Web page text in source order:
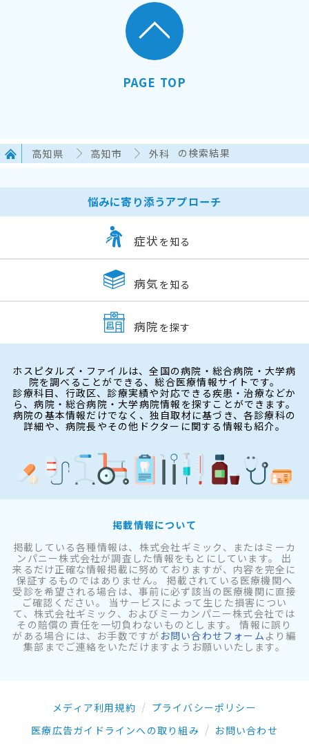
PAGE TOP
高知県 高知市 外科 の検索結果
悩みに寄り添うアプローチ
症状 を知る
病気 を知る
病院 を探す
ホスピタルズ・ファイルは、全国の病院・総合病院・大学病
院を調べることができる、総合医療情報サイトです。
診療科目、行政区、診療実績や対応できる疾患・治療などか
ら、病院・総合病院・大学病院情報を探すことができます。
病院の基本情報だけでなく、独自取材に基づき、各診療科の
詳細や、病院長やその他ドクターに関する情報も紹介。
掲載情報について
掲載している各種情報は、株式会社ギミック、またはミーカ
ンパニー株式会社が調査した情報をもとにしています。 出
来るだけ正確な情報掲載に努めておりますが、内容を完全に
保証するものではありません。 掲載されている医療機関へ
受診を希望される場合は、事前に必ず該当の医療機関に直接
ご確認ください。 当サービスによって生じた損害につい
て、株式会社ギミック、およびミーカンパニー株式会社では
その賠償の責任を一切負わないものとします。 情報に誤り
がある場合には、お手数ですが お問い合わせフォーム より編
集部までご連絡をいただけますようお願いいたします。
メディア利用規約
プライバシーポリシー
医療広告ガイドラインへの取り組み
お問い合わせ